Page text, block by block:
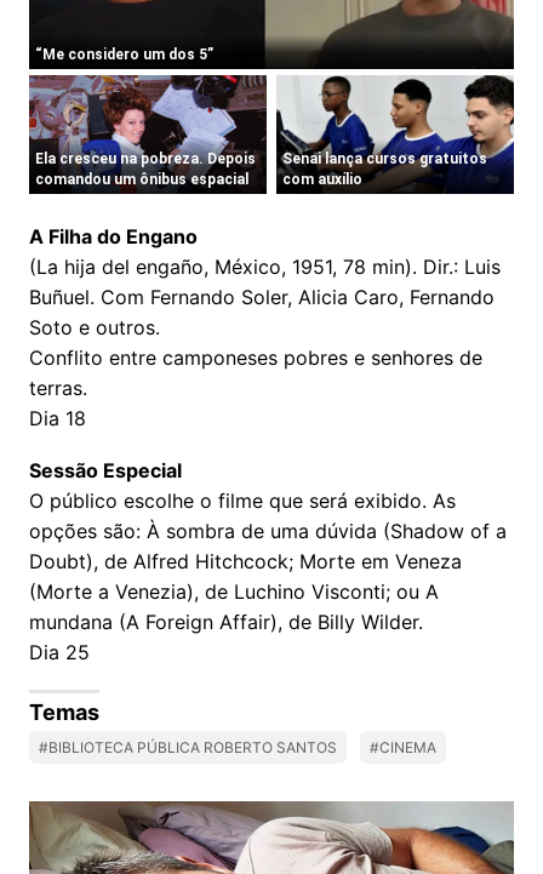
A Filha do Engano
(La hija del engaño, México, 1951, 78 min). Dir.: Luis
Buñuel. Com Fernando Soler, Alicia Caro, Fernando
Soto e outros.
Conflito entre camponeses pobres e senhores de
terras.
Dia 18
Sessão Especial
O público escolhe o filme que será exibido. As
opções são: À sombra de uma dúvida (Shadow of a
Doubt), de Alfred Hitchcock; Morte em Veneza
(Morte a Venezia), de Luchino Visconti; ou A
mundana (A Foreign Affair), de Billy Wilder.
Dia 25
Temas
#BIBLIOTECA PÚBLICA ROBERTO SANTOS #CINEMA